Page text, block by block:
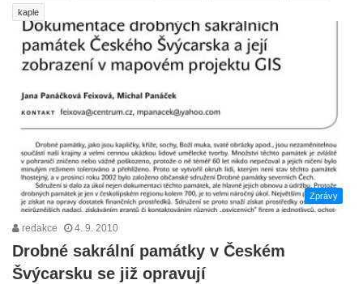
kaple
Zprávy
redakce 4. 9. 2010
Drobné sakrální památky v Českém
Švýcarsku se již opravují